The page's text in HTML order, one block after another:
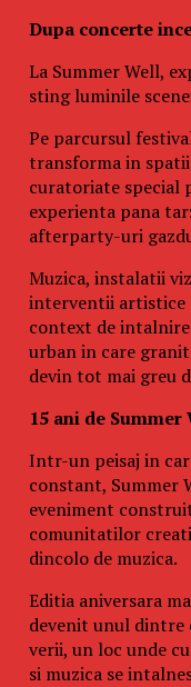
Dupa concerte
La Summer Well,
sting luminile
Pe parcursul
transforma in
curatoriate special
experienta pana
afterparty-uri
Muzica, instalatii
interventii artistice
context de
urban in care
devin tot mai greu
15 ani de Summer
Intr-un peisaj in
constant, Summer
eveniment
comunitatilor
dincolo de muzica.
Editia aniversara
devenit unul dintre
verii, un loc unde
si muzica se